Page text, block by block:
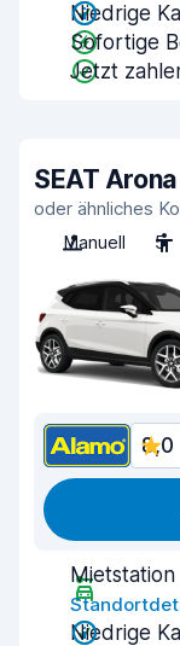
Niedrige
Sofortige
Jetzt
SEAT Arona
oder ähnliches
Manuell
5
8,0
Mietstation
Niedrige